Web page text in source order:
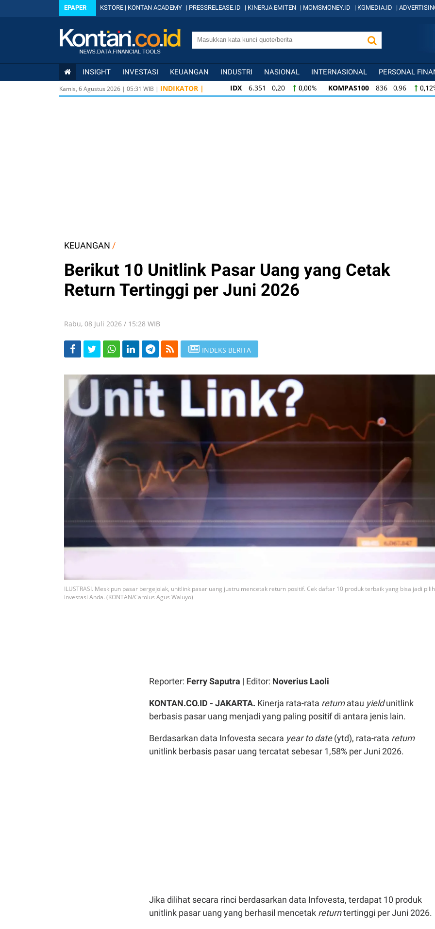
EPAPER KSTORE | KONTAN ACADEMY | PRESSRELEASE.ID | KINERJA EMITEN | MOMSMONEY.ID | KGMEDIA.ID |
INSIGHT INVESTASI KEUANGAN INDUSTRI NASIONAL INTERNASIONAL PERSONAL
Kamis, 6 Agustus 2026 | 05:31 WIB | INDIKATOR | IDX 6.351 0,20 0,00% KOMPAS100 836 0,96
KOMPAS100 836 0,96 0,12% LQ45 634 -0,07 -
KEUANGAN /
Berikut 10 Unitlink Pasar Uang yang Cetak
Return Tertinggi per Juni 2026
Rabu, 08 Juli 2026 / 15:28 WIB
INDEKS BERITA
ILUSTRASI. Meskipun pasar bergejolak, unitlink pasar uang justru mencetak return positif. Cek daftar 10 produk terbaik yang bisa jadi
investasi Anda. (KONTAN/Carolus Agus Waluyo)
Reporter: Ferry Saputra | Editor: Noverius Laoli
KONTAN.CO.ID - JAKARTA. Kinerja rata-rata returnatau yieldunitlink
berbasis pasar uang menjadi yang paling positif di antara jenis lain.
Berdasarkan data Infovesta secara year to date(ytd), rata-rata return
unitlink berbasis pasar uang tercatat sebesar 1,58% per Juni 2026.
Jika dilihat secara rinci berdasarkan data Infovesta, terdapat 10 produk
unitlink pasar uang yang berhasil mencetak returntertinggi per Juni 2026.